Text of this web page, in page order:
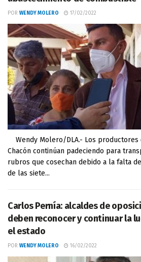
POR WENDY MOLERO 17/02/2022
Wendy Molero/DLA.- Los productores
Chacón continúan padeciendo para
rubros que cosechan debido a la falta
de las siete...
Carlos Pernía: alcaldes de
deben reconocer y continuar la
el estado
POR WENDY MOLERO 16/02/2022